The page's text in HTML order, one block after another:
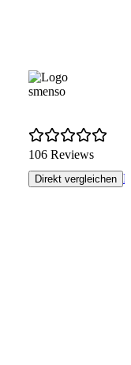
smenso
106 Reviews
Direkt vergleichen